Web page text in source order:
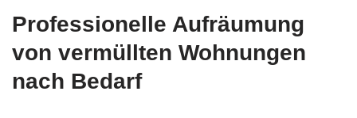
Professionelle Aufräumung
von vermüllten Wohnungen
nach Bedarf